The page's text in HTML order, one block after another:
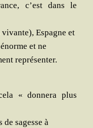
c’est dans le
Espagne et
et ne
représenter.
« don­ne­ra plus
sagesse à